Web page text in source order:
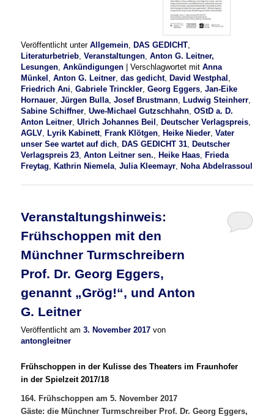
Veröffentlicht unter Allgemein DAS GEDICHT
Literaturbetrieb ,Veranstaltungen ,Anton G. Leitner,
Lesungen ,Ankündigungen |Verschlagwortet mit Anna
Münkel
,Anton G. Leitner ,das gedicht, David Westphal
Friedrich Ani ,Gabriele Trinckler ,Georg Eggers ,Jan-Eike
Hornauer ,Jürgen Bulla ,Josef Brustmann Ludwig Steinherr
Sabine Schiffner ,Uwe-Michael Gutzschhahn ,OStD a. D.
Anton Leitner ,Ulrich Johannes Beil Deutscher Verlagspreis
AGLV
Lyrik Kabinett, Frank Klötgen Heike Nieder ,Vater
unser See wartet auf dich
DAS GEDICHT 31
Deutscher
Verlagspreis 23 ,Anton Leitner sen. Heike Haas
Frieda
Freytag
Kathrin Niemela ,Julia Kleemayr Noha Abdelrassoul
Veranstaltungshinweis:
Frühschoppen mit den
Münchner Turmschreibern
Prof. Dr. Georg Eggers,
genannt „Grög!“, und Anton
G. Leitner
Veröffentlicht am3. November 2017 von
antongleitner
Frühschoppen in der Kulisse des Theaters im Fraunhofer
in der Spielzeit 2017/18
164. Frühschoppen am 5. November 2017
Gäste: die Münchner Turmschreiber Prof. Dr. Georg Eggers,